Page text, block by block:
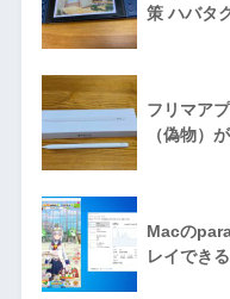
策 ハバタ
フリマア
（偽物）
Macの
レイでき